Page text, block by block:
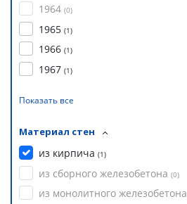
1964 (0)
1965 (1)
1966 (1)
1967 (1)
Показать все
Материал стен
из кирпича (1)
из сборного железобетона (0)
из монолитного железобетона